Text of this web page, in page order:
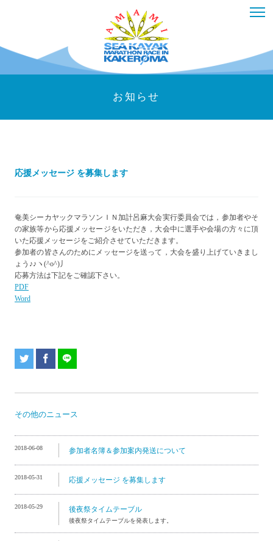
お知らせ
応援メッセージ を募集します
奄美シーカヤックマラソンＩＮ加計呂麻大会実行委員会では，参加者やそ
の家族等から応援メッセージをいただき，大会中に選手や会場の方々に頂
いた応援メッセージをご紹介させていただきます。
参加者の皆さんのためにメッセージを送って，大会を盛り上げていきまし
ょう♪♪ヽ(^o^)丿
応募方法は下記をご確認下さい。
PDF
Word
その他のニュース
2018-06-08 参加者名簿＆参加案内発送について
2018-05-31 応援メッセージ を募集します
2018-05-29 後夜祭タイムテーブル
後夜祭タイムテーブルを発表します。